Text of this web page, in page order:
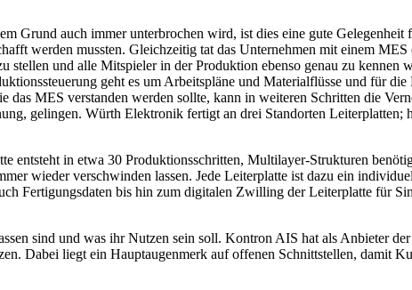
Grund auch immer unterbrochen wird, ist dies eine gute Gelegenheit
werden mussten. Gleichzeitig tat das Unternehmen mit einem
und alle Mitspieler in der Produktion ebenso genau zu kennen
geht es um Arbeitspläne und Materialflüsse und für
MES verstanden werden sollte, kann in weiteren Schritten die
gelingen. Würth Elektronik fertigt an drei Standorten Leiterplatten;
entsteht in etwa 30 Produktionsschritten, Multilayer-Strukturen
wieder verschwinden lassen. Jede Leiterplatte ist dazu ein
Fertigungsdaten bis hin zum digitalen Zwilling der Leiterplatte für
sind und was ihr Nutzen sein soll. Kontron AIS hat als Anbieter
Dabei liegt ein Hauptaugenmerk auf offenen Schnittstellen, damit